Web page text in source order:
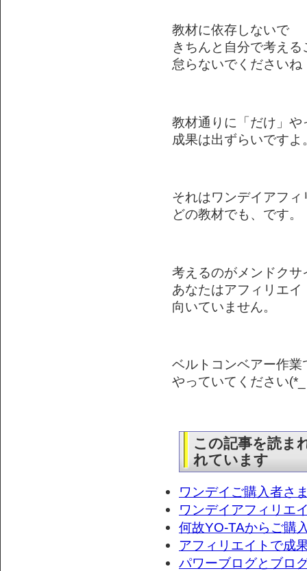
教材に依存しないで
きちんと自分で考える
怠らないでください
教材通りに「だけ」や
成果は出ずらいですよ
それはワンデイアフ
どの教材でも、です。
考えるのがメンドクサ
あなたはアフィリエイ
向いていません。
ベルトコンベアー作業
やっていてください
この記事を読ま
れています
ワンデイご購入者さ
ワンデイアフィリエ
何故YO-TAからご購
アフィリエイトで成
パワーブログとブロ